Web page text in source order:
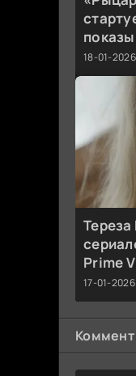
18-01-2026
Prime
17-01-2026